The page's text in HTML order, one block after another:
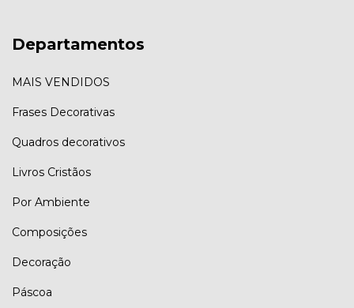
Departamentos
MAIS VENDIDOS
Frases Decorativas
Quadros decorativos
Livros Cristãos
Por Ambiente
Composições
Decoração
Páscoa